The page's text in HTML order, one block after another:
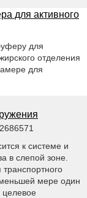
для активного
для
отделения
для
к системе и
в слепой зоне.
мере один
целевое